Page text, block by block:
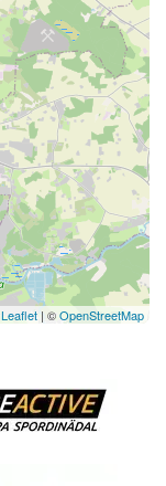
Leaflet | ©OpenStreetMap